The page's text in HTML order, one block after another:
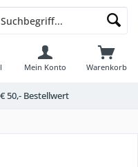
Warenkorb
Mein Konto
50,- Bestellwert